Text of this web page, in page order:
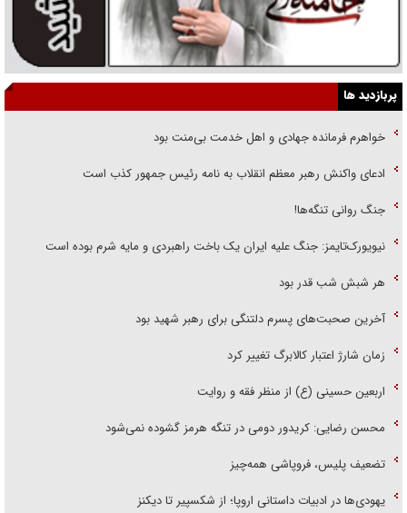
پربازدید ها
خواهرم فرمانده جهادی و اهل خدمت بی‌منت بود
ادعای واکنش رهبر معظم انقلاب به نامه رئیس جمهور کذب است
جنگ روانی تنگه‌ها!
نیویورک‌تایمز: جنگ علیه ایران یک باخت راهبردی و مایه شرم بوده است
هر شبش شب قدر بود
آخرین صحبت‌های پسرم دلتنگی برای رهبر شهید بود
زمان شارژ اعتبار کالابرگ تغییر کرد
اربعین حسینی (ع) از منظر فقه و روایت
محسن رضایی: کریدور دومی در تنگه هرمز گشوده نمی‌شود
تضعیف پلیس، فروپاشی همه‌چیز
یهودی‌ها در ادبیات داستانی اروپا؛ از شکسپیر تا دیکنز